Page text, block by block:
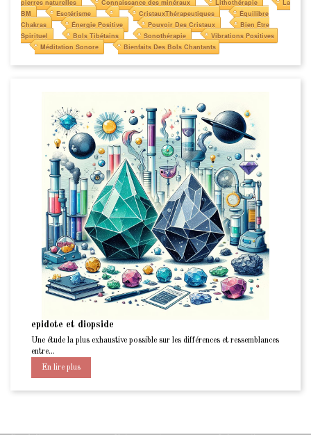
pierres naturelles
Connaissance des minéraux Lithothérapie
La
BM
Esotérisme CristauxThérapeutiques
Équilibre
Chakras
Énergie Positive Pouvoir Des Cristaux
Bien Être
Spirituel
Bols Tibétains Sonothérapie
Vibrations Positives
Méditation Sonore
Bienfaits Des Bols Chantants
sur les différences et ressemblances
Un rapprochement des chakra set de la